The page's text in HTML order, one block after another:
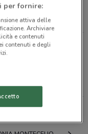
nelle vicinanze
per fornire:
attiva delle
Archiviare
e contenuti
contenuti e degli